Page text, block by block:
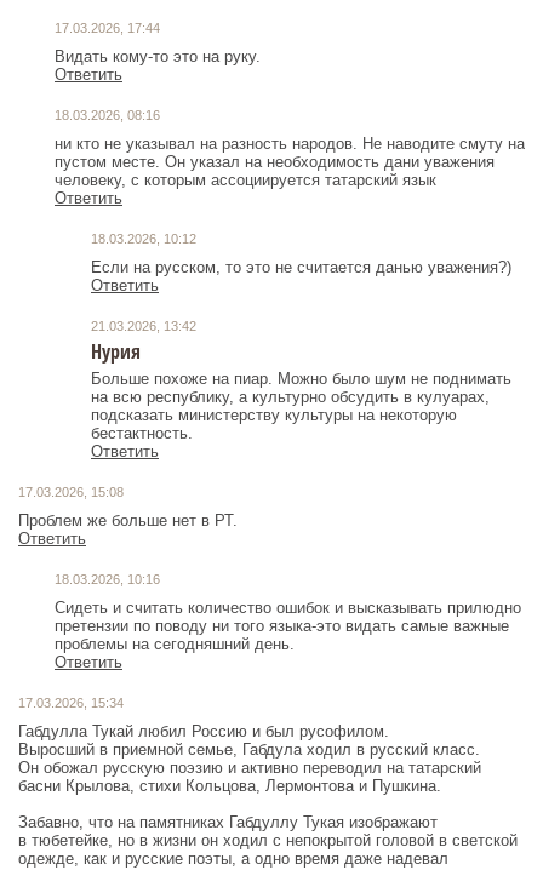
17.03.2026, 17:44
Видать кому-то это на руку.
Ответить
18.03.2026, 08:16
ни кто не указывал на разность народов. Не наводите смуту на
пустом месте. Он указал на необходимость дани уважения
человеку, с которым ассоциируется татарский язык
Ответить
18.03.2026, 10:12
Если на русском, то это не считается данью уважения?)
Ответить
21.03.2026, 13:42
Нурия
Больше похоже на пиар. Можно было шум не поднимать
на всю республику, а культурно обсудить в кулуарах,
подсказать министерству культуры на некоторую
бестактность.
Ответить
17.03.2026, 15:08
Проблем же больше нет в РТ.
Ответить
18.03.2026, 10:16
Сидеть и считать количество ошибок и высказывать прилюдно
претензии по поводу ни того языка-это видать самые важные
проблемы на сегодняшний день.
Ответить
17.03.2026, 15:34
Габдулла Тукай любил Россию и был русофилом.
Выросший в приемной семье, Габдула ходил в русский класс.
Он обожал русскую поэзию и активно переводил на татарский
басни Крылова, стихи Кольцова, Лермонтова и Пушкина.
Забавно, что на памятниках Габдуллу Тукая изображают
в тюбетейке, но в жизни он ходил с непокрытой головой в светской
одежде, как и русские поэты, а одно время даже надевал